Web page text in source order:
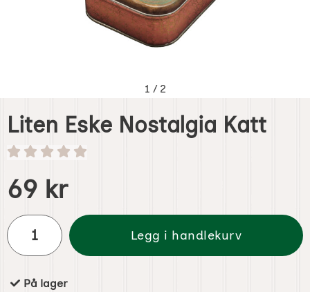
1 / 2
Liten Eske Nostalgia Katt
Handle dette produktet, Liten Eske Nostalgia Katt
pris
69 kr
antall
Legg i handlekurv
Produkttilgjengelighet:
På lager